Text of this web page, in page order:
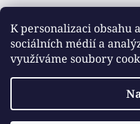
K personalizaci obsahu
sociálních médií a
využíváme soubory
info@emotys.cz
+421903231812